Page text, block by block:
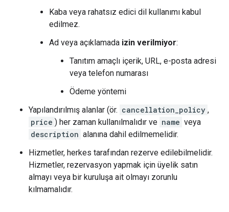
Kaba veya rahatsız edici dil kullanımı kabul
edilmez.
Ad veya açıklamada izin verilmiyor:
Tanıtım amaçlı içerik, URL, e-posta adresi
veya telefon numarası
Ödeme yöntemi
Yapılandırılmış alanlar (ör. cancellation_policy ,
price ) her zaman kullanılmalıdır ve name veya
description alanına dahil edilmemelidir.
Hizmetler, herkes tarafından rezerve edilebilmelidir.
Hizmetler, rezervasyon yapmak için üyelik satın
almayı veya bir kuruluşa ait olmayı zorunlu
kılmamalıdır.